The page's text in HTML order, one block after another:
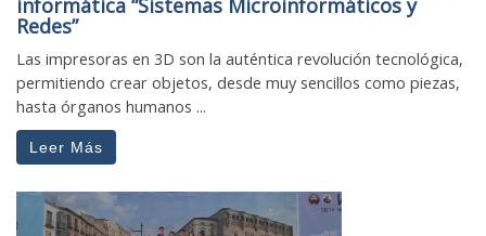
Redes”
Las impresoras en 3D son la auténtica revolución tecnológica,
permitiendo crear objetos, desde muy sencillos como piezas,
hasta órganos humanos ...
Leer Más